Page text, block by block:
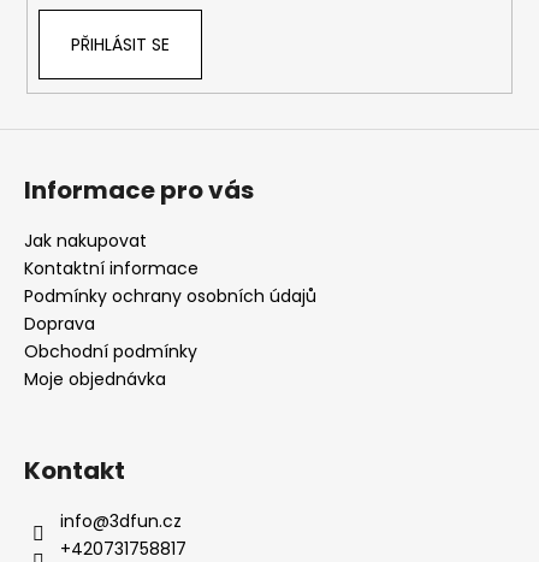
PŘIHLÁSIT SE
Informace pro vás
Jak nakupovat
Kontaktní informace
Podmínky ochrany osobních údajů
Doprava
Obchodní podmínky
Moje objednávka
Kontakt
info@3dfun.cz
+420731758817